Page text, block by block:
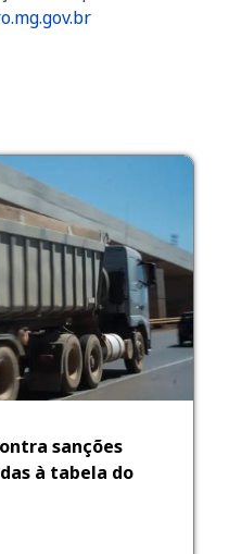
sanções
à tabela do